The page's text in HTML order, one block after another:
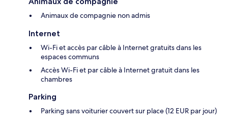
Animaux de compagnie non admis
Internet
Wi-Fi et accès par câble à Internet gratuits dans les
espaces communs
Accès Wi-Fi et par câble à Internet gratuit dans les
chambres
Parking
Parking sans voiturier couvert sur place (12 EUR par jour)